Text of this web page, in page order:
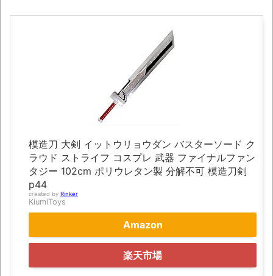
ロープと滑車と犬マスクでエクストリーム
お前らの身体の悩み教えてくれ
『FF15』が発売10周年！ノクティスフィギ
みんななんだかんだ言ってお金持ってんじ
ゃん
「アメリカのヤンキーがアジア人にケンカ
を売った結果ｗｗｗ」 ほか
【読書感想】山野辺太郎『いつか深い穴に
落ちるまで』
映画ちいかわ観に行ったので感想を書きま
模造刀 大剣 イットウリョウダン バスターソード ク
ラウド ストライフ コスプレ 武器 ファイナルファン
タジー 102cm ポリウレタン製 分解不可 模造刀剣
p44
created by Rinker
KiumiToys
Amazon
楽天市場